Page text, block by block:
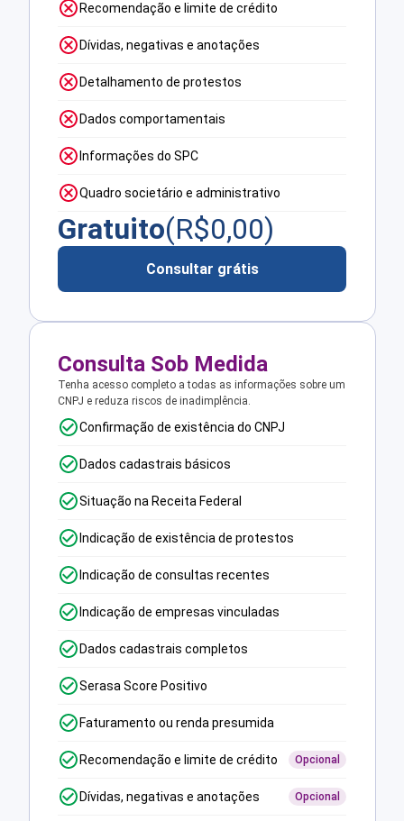
Recomendação e limite de crédito
Dívidas, negativas e anotações
Detalhamento de protestos
Dados comportamentais
Informações do SPC
Quadro societário e administrativo
Gratuito(R$0,00)
Consultar grátis
Consulta Sob Medida
Tenha acesso completo a todas as informações sobre um
CNPJ e reduza riscos de inadimplência.
Confirmação de existência do CNPJ
Dados cadastrais básicos
Situação na Receita Federal
Indicação de existência de protestos
Indicação de consultas recentes
Indicação de empresas vinculadas
Dados cadastrais completos
Serasa Score Positivo
Faturamento ou renda presumida
Recomendação e limite de crédito Opcional
Dívidas, negativas e anotações Opcional